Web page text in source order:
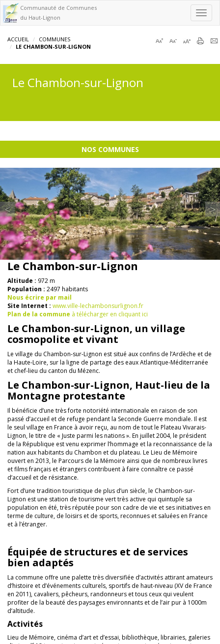
Communauté de Communes
du Haut-Lignon
ACCUEIL
COMMUNES
LE CHAMBON-SUR-LIGNON
Le Chambon-sur-Lignon
NOS COMMUNES
<Previous >
Le Chambon-sur-Lignon
Altitude : 972 m
Population : 2497 habitants
Nous écrire par mail
Site Internet : www.ville-lechambonsurlignon.fr
Plan de la commune à télécharger en cliquant ici
Le Chambon-sur-Lignon, un village
cosmopolite et vivant
Le village du Chambon-sur-Lignon est situé aux confins de l’Ardèche et de
la Haute-Loire, sur la ligne de partage des eaux Atlantique-Méditerranée
et chef-lieu du canton du Mézenc.
Le Chambon-sur-Lignon, Haut-lieu de la
Montagne protestante
Il bénéficie d’une très forte notoriété internationale en raison de son
passé d’accueil et de refuge pendant la Seconde Guerre mondiale. Il est
le seul village en France à avoir reçu, au nom de tout le Plateau Vivarais-
Lignon, le titre de « Juste parmi les nations ». En juillet 2004, le président
de la République est venu exprimer l’hommage et la reconnaissance de la
nation aux habitants du Chambon et du plateau. Le Lieu de Mémoire
ouvert en 2013, le Parcours de la Mémoire ainsi que de nombreux livres
et films français et étrangers contribuent à faire connaître ce passé
d’accueil et de résistance.
Fort d’une tradition touristique de plus d’un siècle, le Chambon-sur-
Lignon est une station de tourisme vert très active qui quintuple sa
population en été, très réputée pour son cadre de vie et ses initiatives en
terme de culture, de loisirs et de sports, reconnues et saluées en France
et à l’étranger.
Équipée de structures et de services
bien adaptés
La commune offre une palette très diversifiée d’activités attirant amateurs
d’histoire et d’événements culturels, sportifs de haut-niveau (XV de France
en 2011), cavaliers, pêcheurs, randonneurs et tous ceux qui veulent
profiter de la beauté des paysages environnants et de l’air pur à 1000m
d’altitude.
Activités
Lieu de Mémoire, cinéma d’art et d’essai, bibliothèque, librairies, galeries